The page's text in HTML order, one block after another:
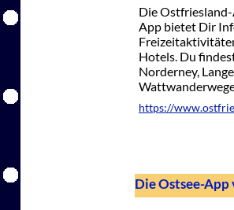
Die
App bietet Dir
Hotels. Du
Norderney,
https://
Die Ostsee-App